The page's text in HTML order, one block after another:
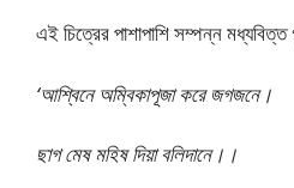
এই চিত্রের পাশাপাশি সম্পন্ন
‘আশ্বিনে অম্বিকাপূজা করে জগজনে।
ছাগ মেষ মহিষ দিয়া বলিদানে।।